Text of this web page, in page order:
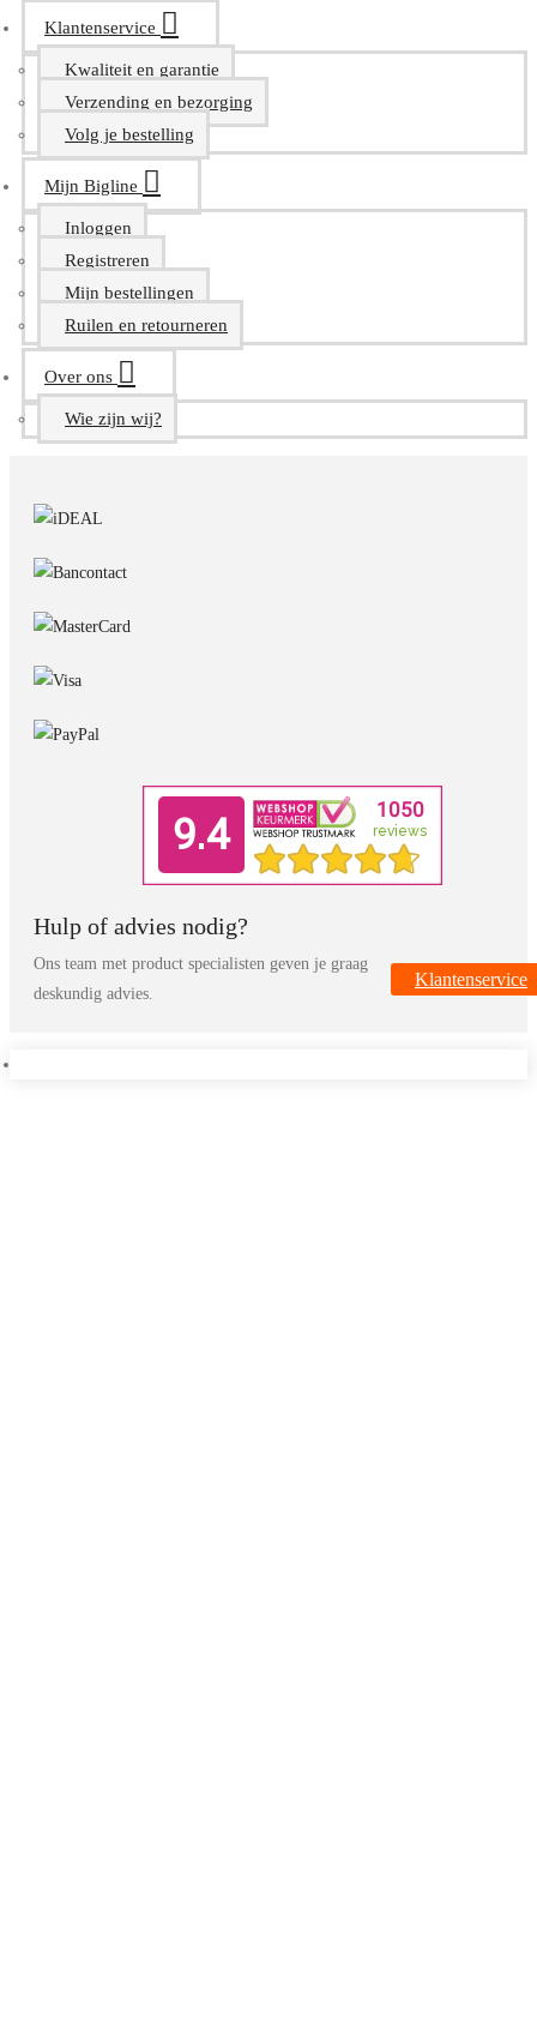
Klantenservice
Kwaliteit en garantie
Verzending en bezorging
Volg je bestelling
Mijn Bigline
Inloggen
Registreren
Mijn bestellingen
Ruilen en retourneren
Over ons
Wie zijn wij?
Hulp of advies nodig?
Ons team met product specialisten geven je graag
deskundig advies.
Klantenservice